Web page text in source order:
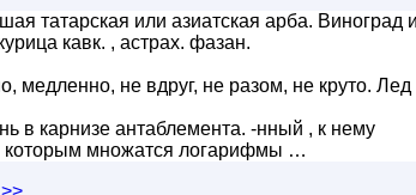
татарская или азиатская арба. Виноград
кавк. , астрах. фазан.
медленно, не вдруг, не разом, не круто. Лед
в карнизе антаблемента. -нный , к нему
которым множатся логарифмы …